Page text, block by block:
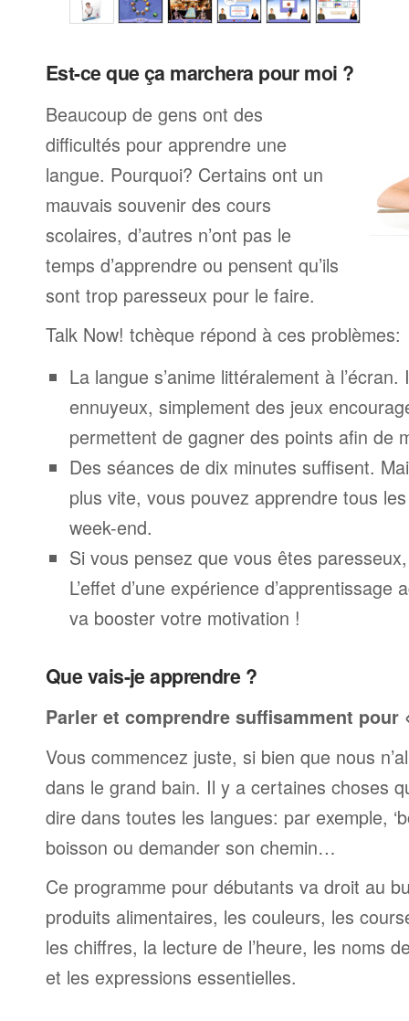
Est-ce que ça marchera pour moi ?
Beaucoup de gens ont des
difficultés pour apprendre une
langue. Pourquoi? Certains ont un
mauvais souvenir des cours
scolaires, d’autres n’ont pas le
temps d’apprendre ou pensent qu’ils
sont trop paresseux pour le faire.
Talk Now! tchèque répond à ces problèmes:
La langue s’anime littéralement à l’écran.
ennuyeux, simplement des jeux
permettent de gagner des points afin de
Des séances de dix minutes suffisent.
plus vite, vous pouvez apprendre tous
week-end.
Si vous pensez que vous êtes
L’effet d’une expérience
va booster votre motivation !
Que vais-je apprendre ?
Parler et comprendre suffisamment pour
Vous commencez juste, si bien que nous
dans le grand bain. Il y a certaines choses
dire dans toutes les langues: par exemple,
boisson ou demander son chemin…
Ce programme pour débutants va droit au
produits alimentaires, les couleurs, les
les chiffres, la lecture de l’heure, les noms
et les expressions essentielles.